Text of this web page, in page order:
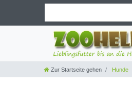
Zur Startseite gehen Hunde